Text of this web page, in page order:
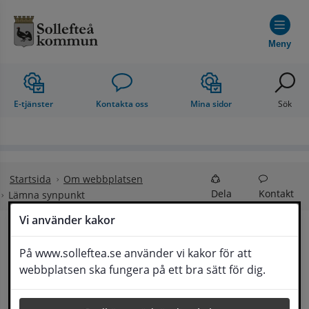
Vi använder kakor
På www.solleftea.se använder vi kakor för att
webbplatsen ska fungera på ett bra sätt för dig.
Meny
E-tjänster Kontakta oss Mina sidor Sök
Startsida
Om webbplatsen
Lämna synpunkt
Dela Kontakt
Lämna synpunkt
Här kan du lämna synpunkter, förslag och